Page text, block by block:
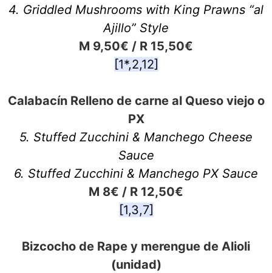
4. Griddled Mushrooms with King Prawns “al
Ajillo” Style
M 9,50€ / R 15,50€
[1*,2,12]
Calabacín Relleno de carne al Queso viejo o
PX
5. Stuffed Zucchini & Manchego Cheese
Sauce
6. Stuffed Zucchini & Manchego PX Sauce
M 8€ / R 12,50€
[1,3,7]
Bizcocho de Rape y merengue de Alioli
(unidad)